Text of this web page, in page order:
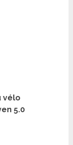
vélo
5.0